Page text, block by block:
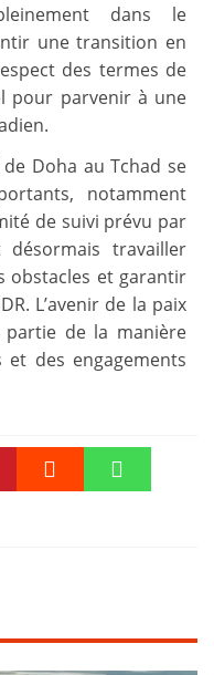
dans le
une transition en
des termes de
pour parvenir à une
Doha au Tchad se
notamment
de suivi prévu par
désormais travailler
obstacles et garantir
L’avenir de la paix
de la manière
des engagements